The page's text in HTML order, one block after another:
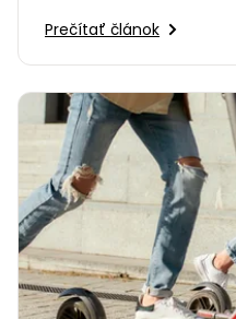
Prečítať článok